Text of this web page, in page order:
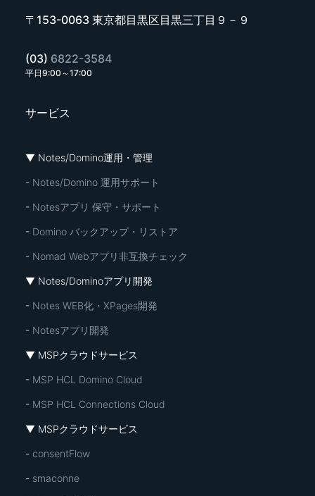
〒153-0063 東京都目黒区目黒三丁目９－９
(03) 6822-3584
平日9:00～17:00
サービス
▼ Notes/Domino運用・管理
- Notes/Domino 運用サポート
- Notesアプリ 保守・サポート
- Domino バックアップ・リストア
- Nomad Webアプリ非互換チェック
▼ Notes/Dominoアプリ開発
- Notes WEB化・XPages開発
- Notesアプリ開発
▼ MSPクラウドサービス
- MSP HCL Domino Cloud
- MSP HCL Connections Cloud
▼ MSPクラウドサービス
- consentFlow
- smaconne